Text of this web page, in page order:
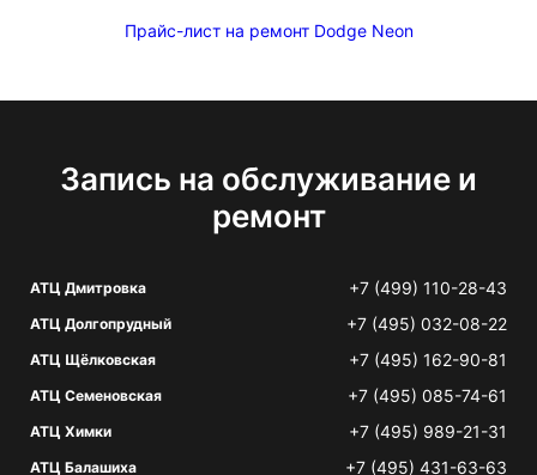
Прайс-лист на ремонт Dodge Neon
Запись на обслуживание и
ремонт
АТЦ Дмитровка +7 (499) 110-28-43
АТЦ Долгопрудный +7 (495) 032-08-22
АТЦ Щёлковская +7 (495) 162-90-81
АТЦ Семеновская +7 (495) 085-74-61
АТЦ Химки +7 (495) 989-21-31
АТЦ Балашиха +7 (495) 431-63-63